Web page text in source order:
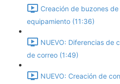
Creación de buzones
equipamiento (11:36)
NUEVO: Diferencias de
de correo (1:49)
NUEVO: Creación de